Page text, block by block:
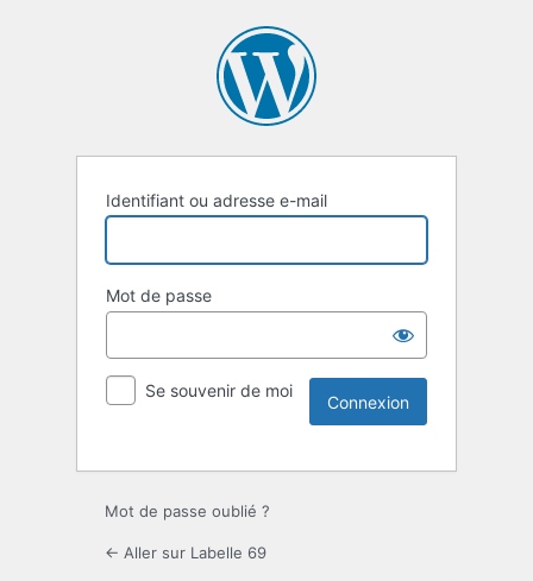
Identifiant ou adresse e-mail
Mot de passe
Se souvenir de moi
Mot de passe oublié ?
← Aller sur Labelle 69